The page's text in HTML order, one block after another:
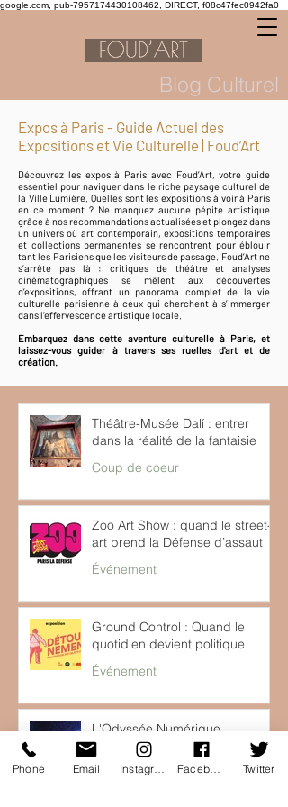
google.com, pub-7957174430108462, DIRECT, f08c47fec0942fa0
Blog Culturel
Expos à Paris - Guide Actuel des
Expositions et Vie Culturelle | Foud’Art
Découvrez les expos à Paris avec Foud’Art, votre guide
essentiel pour naviguer dans le riche paysage culturel de
la Ville Lumière. Quelles sont les expositions à voir à Paris
en ce moment ? Ne manquez aucune pépite artistique
grâce à nos recommandations actualisées et plongez dans
un univers où art contemporain, expositions temporaires
et collections permanentes se rencontrent pour éblouir
tant les Parisiens que les visiteurs de passage. Foud’Art ne
s’arrête pas là : critiques de théâtre et analyses
cinématographiques se mêlent aux découvertes
d’expositions, offrant un panorama complet de la vie
culturelle parisienne à ceux qui cherchent à s’immerger
dans l’effervescence artistique locale.
Embarquez dans cette aventure culturelle à Paris, et
laissez-vous guider à travers ses ruelles d'art et de
création.
Théâtre-Musée Dalí : entrer
dans la réalité de la fantaisie
Coup de coeur
Zoo Art Show : quand le street-
art prend la Défense d’assaut
Événement
Ground Control : Quand le
quotidien devient politique
Événement
L'Odyssée Numérique
"RECHARGER" : Une Expérience
Immersive Unique au Hangar Y
Phone Email Twitter